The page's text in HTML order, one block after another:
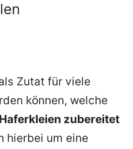
Zutat für viele
können, welche
zubereitet
hierbei um eine